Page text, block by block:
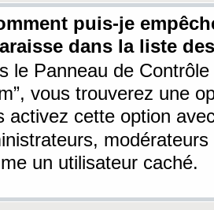
puis-je
dans la liste
le Panneau de
vous trouverez une
activez cette option
un utilisateur caché.